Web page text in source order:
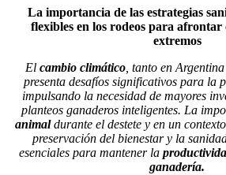
La importancia de las estrategias
flexibles en los rodeos para afrontar
extremos
El cambio climático, tanto en
presenta desafíos significativos para la
impulsando la necesidad de mayores
planteos ganaderos inteligentes. La
animaldurante el destete y en un
preservación del bienestar y la
esenciales para mantener la
ganadería.